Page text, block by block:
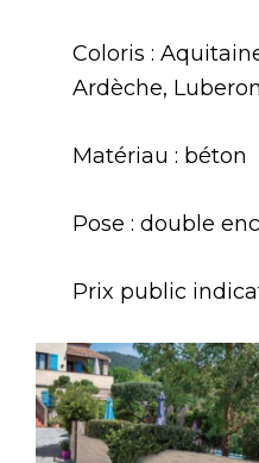
Coloris :
Ardèche, Luberon
Matériau : béton
Pose : double
Prix public